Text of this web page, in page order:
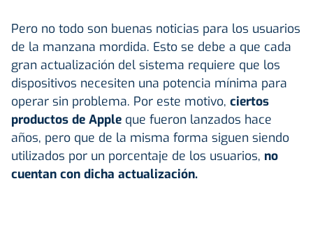
Pero no todo son buenas noticias para los usuarios
de la manzana mordida. Esto se debe a que cada
gran actualización del sistema requiere que los
dispositivos necesiten una potencia mínima para
operar sin problema. Por este motivo, ciertos
productos de Apple que fueron lanzados hace
años, pero que de la misma forma siguen siendo
utilizados por un porcentaje de los usuarios, no
cuentan con dicha actualización.